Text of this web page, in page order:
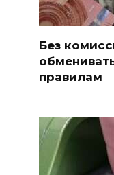
Без
правилам